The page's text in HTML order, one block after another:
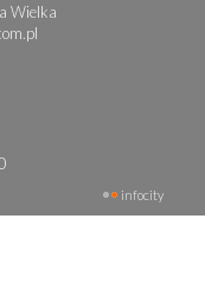
Wielka
infocity